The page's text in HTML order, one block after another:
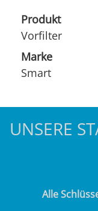
Produkt
Vorfilter
Marke
Smart
UNSERE
Alle